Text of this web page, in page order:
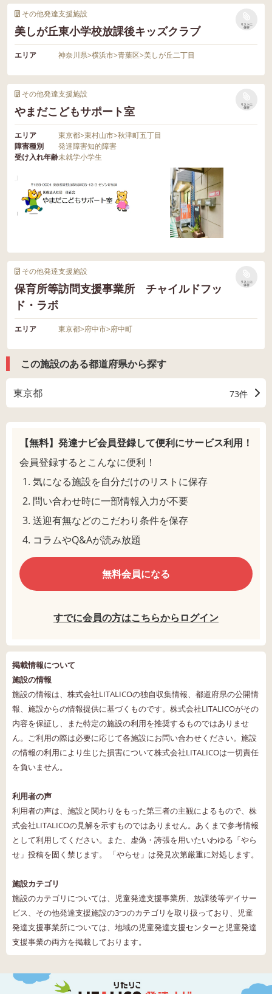
その他発達支援施設
美しが丘東小学校放課後キッズクラブ
リストに
保存
エリア 神奈川県>横浜市>青葉区>美しが丘二丁目
その他発達支援施設
やまだこどもサポート室
リストに
保存
エリア 東京都>東村山市>秋津町五丁目
障害種別
発達障害知的障害
受け入れ年齢未就学小学生
その他発達支援施設
保育所等訪問支援事業所 チャイルドフッ
ド・ラボ
リストに
保存
エリア 東京都>府中市>府中町
この施設のある都道府県から探す
東京都 73件
【無料】発達ナビ会員登録して便利にサービス利用！
会員登録するとこんなに便利！
気になる施設を自分だけのリストに保存
問い合わせ時に一部情報入力が不要
送迎有無などのこだわり条件を保存
コラムやQ&Aが読み放題
無料会員になる
すでに会員の方はこちらからログイン
掲載情報について
施設の情報
施設の情報は、株式会社LITALICOの独自収集情報、都道府県の公開情
報、施設からの情報提供に基づくものです。株式会社LITALICOがその
内容を保証し、また特定の施設の利用を推奨するものではありませ
ん。ご利用の際は必要に応じて各施設にお問い合わせください。施設
の情報の利用により生じた損害について株式会社LITALICOは一切責任
を負いません。
利用者の声
利用者の声は、施設と関わりをもった第三者の主観によるもので、株
式会社LITALICOの見解を示すものではありません。あくまで参考情報
として利用してください。また、虚偽・誇張を用いたいわゆる「やら
せ」投稿を固く禁じます。 「やらせ」は発見次第厳重に対処します。
施設カテゴリ
施設のカテゴリについては、児童発達支援事業所、放課後等デイサー
ビス、その他発達支援施設の3つのカテゴリを取り扱っており、児童
発達支援事業所については、地域の児童発達支援センターと児童発達
支援事業の両方を掲載しております。